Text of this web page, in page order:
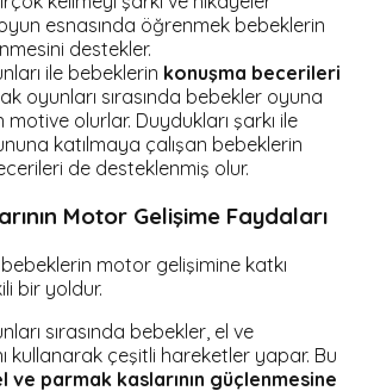
oyun esnasında öğrenmek bebeklerin
destekler.
ile bebeklerin konuşma becerileri
oyunları sırasında bebekler oyuna
motive olurlar. Duydukları şarkı ile
katılmaya çalışan bebeklerin
de desteklenmiş olur.
Motor Gelişime Faydaları
motor gelişimine katkı
bir yoldur.
sırasında bebekler, el ve
kullanarak çeşitli hareketler yapar. Bu
ve parmak kaslarının güçlenmesine